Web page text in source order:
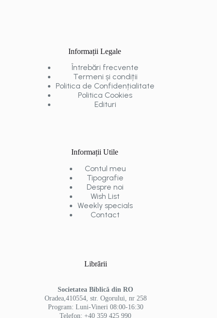
Informații Legale
Întrebări frecvente
Termeni și condiții
Politica de Confidențialitate
Politica Cookies
Edituri
Informații Utile
Contul meu
Tipografie
Despre noi
Wish List
Weekly specials
Contact
Librării
Societatea Biblică din RO
Oradea,410554, str. Ogorului, nr 258
Program: Luni-Vineri 08:00-16:30
Telefon: +40 359 425 990